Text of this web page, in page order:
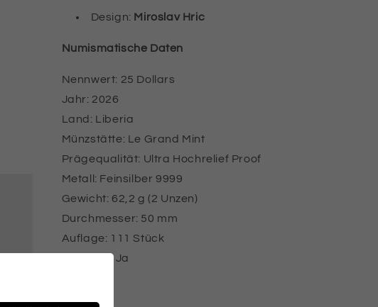
Design: Miroslav Hric
Numismatische Daten
Nennwert: 25 Dollars
Jahr: 2026
Land: Liberia
Münzstätte: Le Grand Mint
Prägequalität: Ultra Hochrelief Proof
Metall: Feinsilber 9999
Gewicht: 62,2 g (2 Unzen)
Durchmesser: 50 mm
Auflage: 111 Stück
Zertifikat: Ja